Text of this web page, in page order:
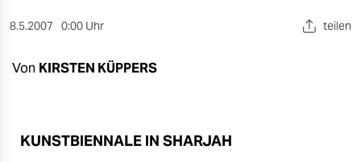
8.5.2007 0:00 Uhr teilen
Von KIRSTEN KÜPPERS
KUNSTBIENNALE IN SHARJAH